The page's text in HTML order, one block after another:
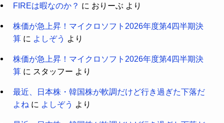
FIREは暇なのか？ に おりーぶ より
株価が急上昇！マイクロソフト2026年度第4四半期決
算に よしぞう より
株価が急上昇！マイクロソフト2026年度第4四半期決
算に スタッフー より
最近、日本株・韓国株が軟調だけど行き過ぎた下落だ
よね に よしぞう より